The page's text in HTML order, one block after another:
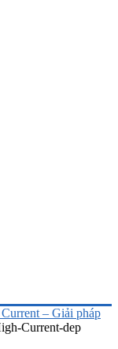
– Giải pháp
Current-dep